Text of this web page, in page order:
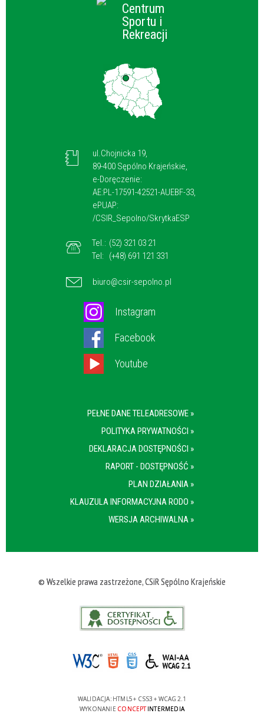
Centrum
Sportu i
Rekreacji
ul.Chojnicka 19,
89-400 Sępólno Krajeńskie,
e-Doręczenie:
AE:PL-17591-42521-AUEBF-33,
ePUAP:
/CSIR_Sepolno/SkrytkaESP
Tel.: (52) 321 03 21
Tel:
(+48) 691 121 331
biuro@csir-sepolno.pl
Instagram
Facebook
Youtube
PEŁNE DANE TELEADRESOWE »
POLITYKA PRYWATNOŚCI »
DEKLARACJA DOSTĘPNOŚCI »
RAPORT - DOSTĘPNOŚĆ »
PLAN DZIAŁANIA »
KLAUZULA INFORMACYJNA RODO »
WERSJA ARCHIWALNA »
© Wszelkie prawa zastrzeżone, CSiR Sępólno Krajeńskie
WALIDACJA: HTML5+ CSS3 + WCAG 2.1
WYKONANIE CONCEPTINTERMEDIA